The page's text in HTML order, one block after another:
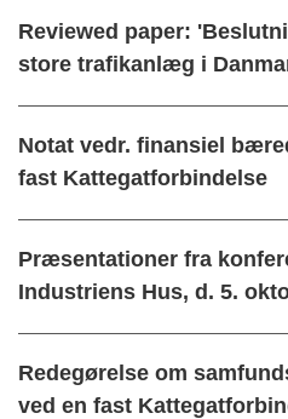
Reviewed paper:
store trafikanlæg i
Notat vedr. finansiel
fast Kattegatforbindelse
Præsentationer fra
Industriens Hus, d. 5.
Redegørelse om
ved en fast